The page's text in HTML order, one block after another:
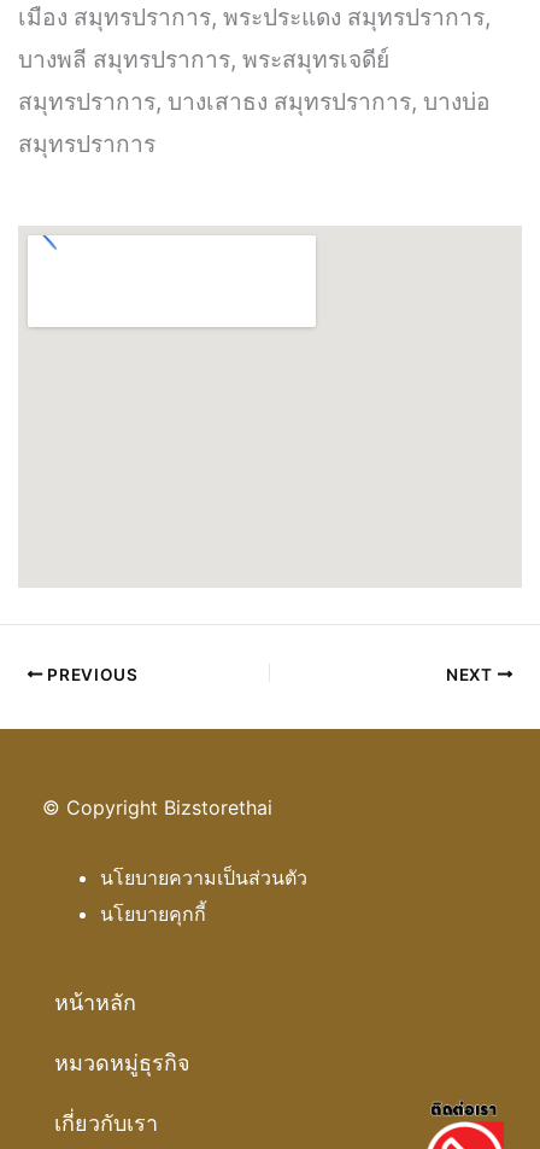
เมือง สมุทรปราการ, พระประแดง สมุทรปราการ,
บางพลี สมุทรปราการ, พระสมุทรเจดีย์
สมุทรปราการ, บางเสาธง สมุทรปราการ, บางบ่อ
สมุทรปราการ
PREVIOUS NEXT
© Copyright Bizstorethai
นโยบายความเป็นส่วนตัว
นโยบายคุกกี้
หน้าหลัก
หมวดหมู่ธุรกิจ
เกี่ยวกับเรา